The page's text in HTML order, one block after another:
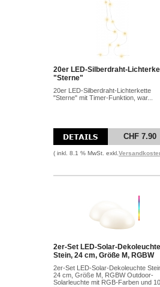
20er LED-Silberdraht-
"Sterne"
20er LED-Silberdraht-Lichterkette
"Sterne" mit Timer-Funktion, war...
CHF 7.90
( inkl. 8.1 % MwSt. exkl.
2er-Set LED-Solar-Dekoleuchte
Stein, 24 cm, Größe M, RGBW
2er-Set LED-Solar-Dekoleuchte
24 cm, Größe M, RGBW Outdoor-
Solarleuchte mit RGB-Farben und 10